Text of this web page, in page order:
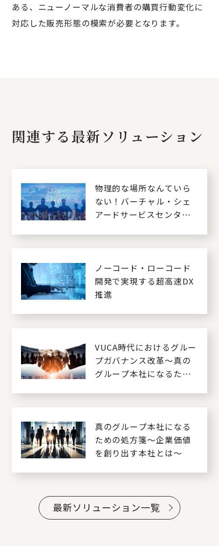
ある、ニューノーマルな消費者の購買行動変化に
対応した販売形態の模索が必要となります。
関連する最新ソリューション
物理的な場所なんていら
ない！バーチャル・シェ
アードサービスセンター
ノーコード・ローコード
開発で実現する超高速DX
推進
VUCA時代におけるグルー
プガバナンス改革～真の
グループ本社になるため
真のグループ本社になる
ための処方箋～企業価値
を創り出す本社とは～
最新ソリューション一覧